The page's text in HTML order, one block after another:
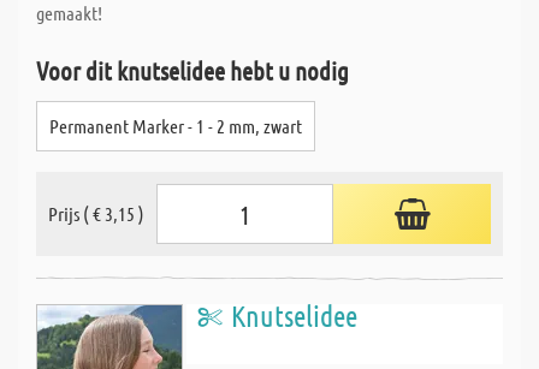
gemaakt!
Voor dit knutselidee hebt u nodig
Permanent Marker - 1 - 2 mm, zwart
Prijs ( € 3,15 )
Knutselidee